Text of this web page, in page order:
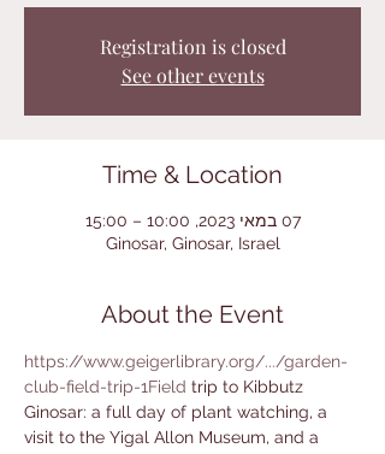
Registration is closed
See other events
Time & Location
07 במאי 2023, 10:00 – 15:00
Ginosar, Ginosar, Israel
About the Event
https://www.geigerlibrary.org/.../garden-
club-field-trip-1Field trip to Kibbutz
Ginosar: a full day of plant watching, a
visit to the Yigal Allon Museum, and a